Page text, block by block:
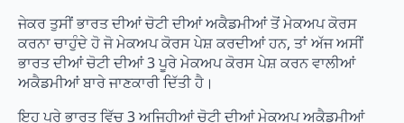
ਜੇਕਰ ਤੁਸੀਂ ਭਾਰਤ ਦੀਆਂ ਚੋਟੀ ਦੀਆਂ ਅਕੈਡਮੀਆਂ ਤੋਂ ਮੇਕਅਪ ਕੋਰਸ
ਕਰਨਾ ਚਾਹੁੰਦੇ ਹੋ ਜੋ ਮੇਕਅਪ ਕੋਰਸ ਪੇਸ਼ ਕਰਦੀਆਂ ਹਨ, ਤਾਂ ਅੱਜ ਅਸੀਂ
ਭਾਰਤ ਦੀਆਂ ਚੋਟੀ ਦੀਆਂ 3 ਪੂਰੇ ਮੇਕਅਪ ਕੋਰਸ ਪੇਸ਼ ਕਰਨ ਵਾਲੀਆਂ
ਅਕੈਡਮੀਆਂ ਬਾਰੇ ਜਾਣਕਾਰੀ ਦਿੱਤੀ ਹੈ।
ਇਹ ਪੂਰੇ ਭਾਰਤ ਵਿੱਚ 3 ਅਜਿਹੀਆਂ ਚੋਟੀ ਦੀਆਂ ਮੇਕਅਪ ਅਕੈਡਮੀਆਂ